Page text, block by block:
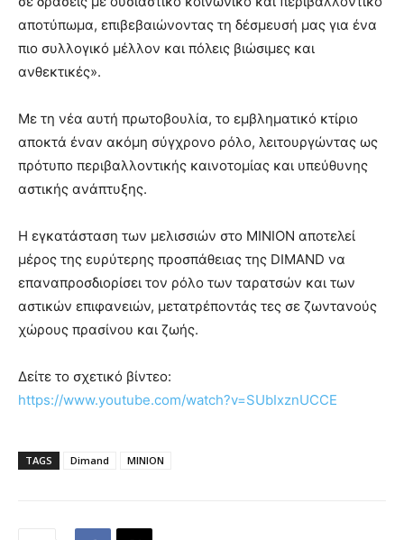
αποτύπωμα, επιβεβαιώνοντας τη δέσμευσή μας για ένα
πιο συλλογικό μέλλον και πόλεις βιώσιμες και
ανθεκτικές».
Με τη νέα αυτή πρωτοβουλία, το εμβληματικό κτίριο
αποκτά έναν ακόμη σύγχρονο ρόλο, λειτουργώντας ως
πρότυπο περιβαλλοντικής καινοτομίας και υπεύθυνης
αστικής ανάπτυξης.
Η εγκατάσταση των μελισσιών στο ΜΙΝΙΟΝ αποτελεί
μέρος της ευρύτερης προσπάθειας της DIMAND να
επαναπροσδιορίσει τον ρόλο των ταρατσών και των
αστικών επιφανειών, μετατρέποντάς τες σε ζωντανούς
χώρους πρασίνου και ζωής.
Δείτε το σχετικό βίντεο:
https://www.youtube.com/watch?v=SUbIxznUCCE
TAGS Dimand ΜΙΝΙΟΝ